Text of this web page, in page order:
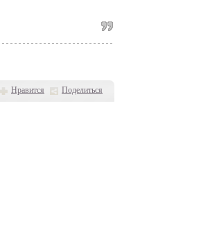
Нравится Поделиться